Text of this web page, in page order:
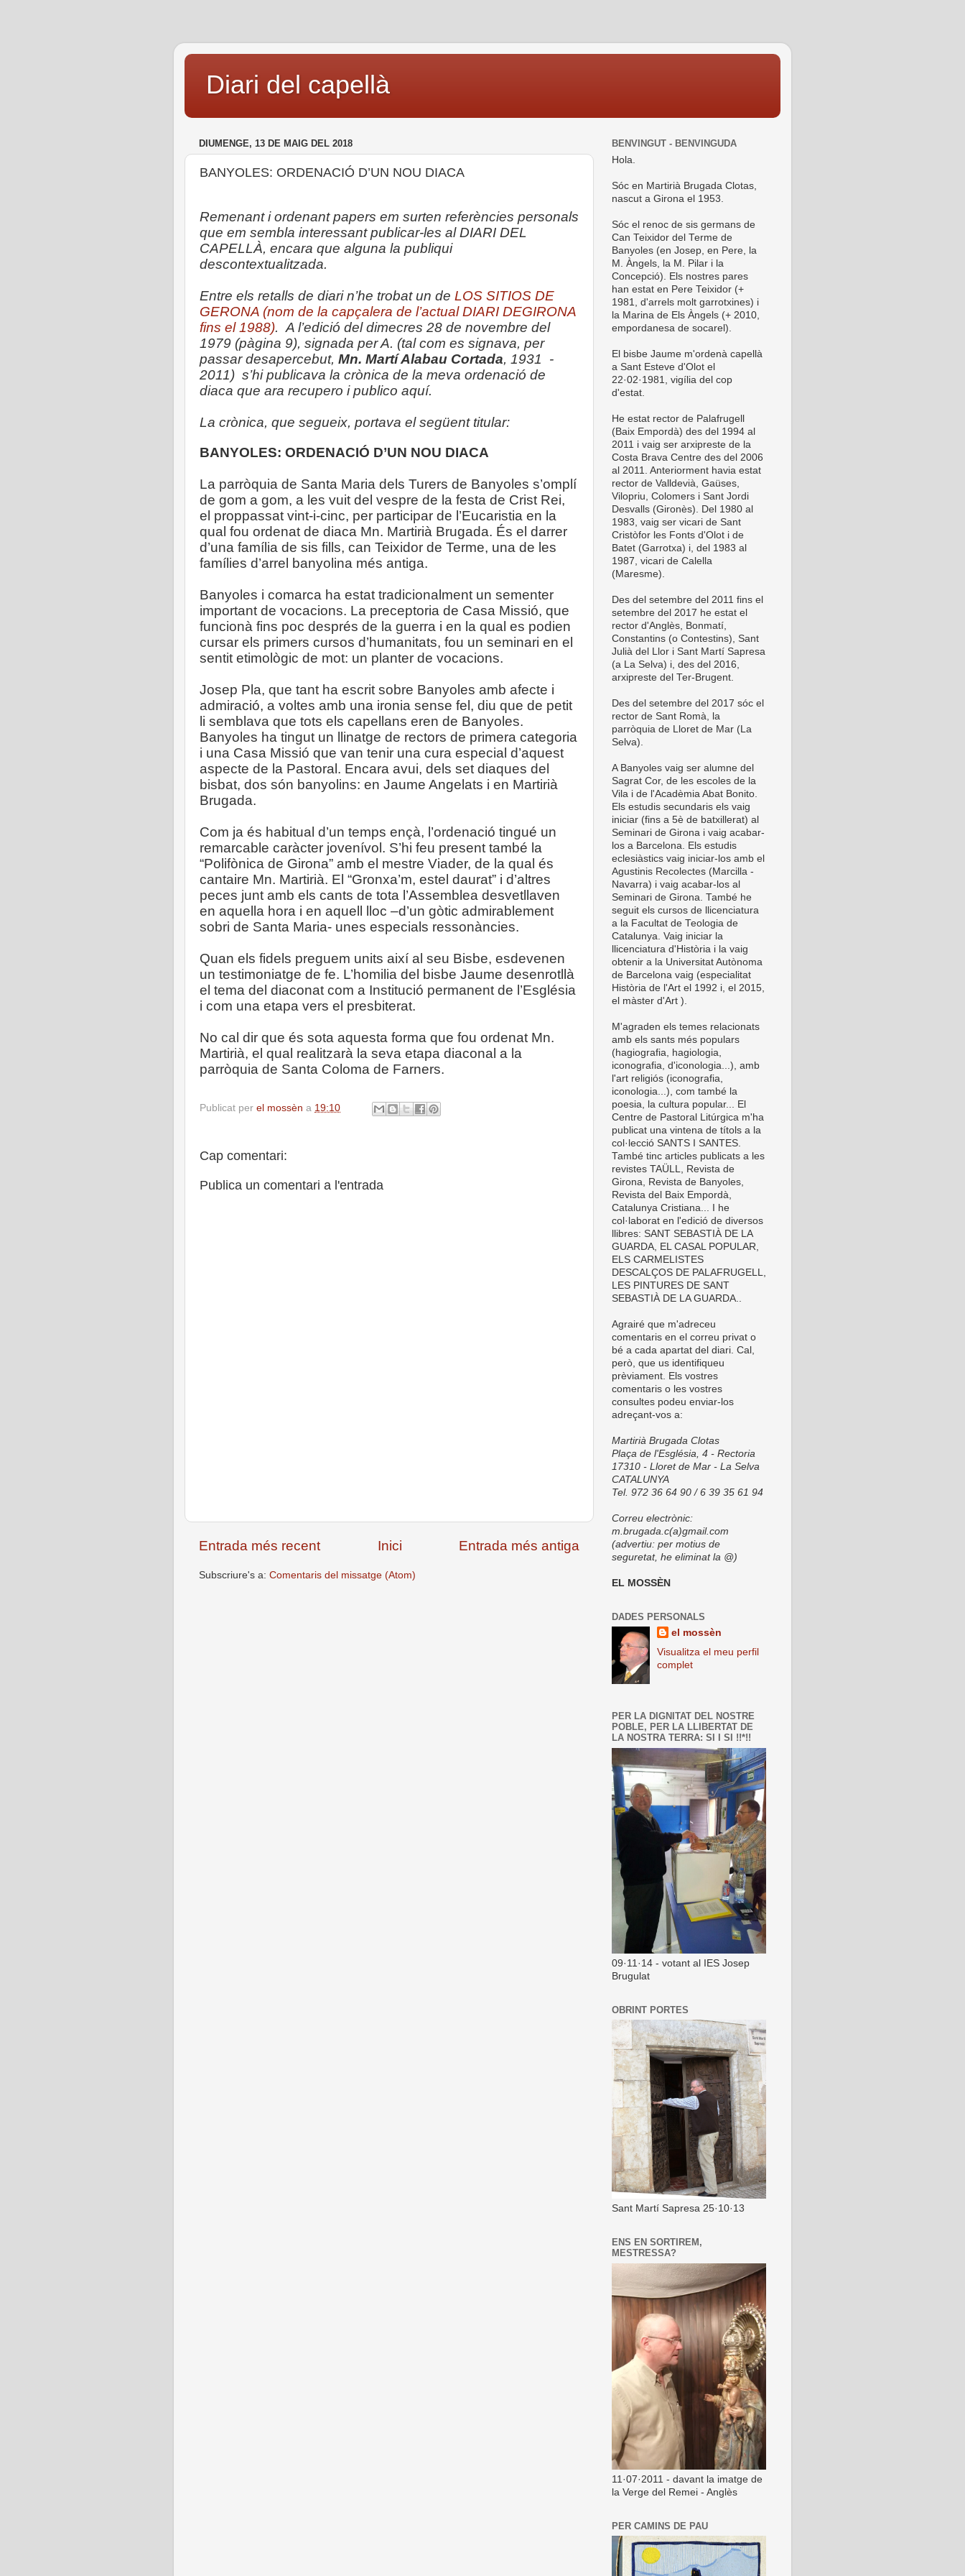
Diari del capellà
DIUMENGE, 13 DE MAIG DEL 2018
BANYOLES: ORDENACIÓ D’UN NOU DIACA
Remenant i ordenant papers em surten referències personals
que em sembla interessant publicar-les al DIARI DEL
CAPELLÀ, encara que alguna la publiqui
descontextualitzada.
Entre els retalls de diari n’he trobat un de LOS SITIOS DE
GERONA (nom de la capçalera de l’actual DIARI DEGIRONA
fins el 1988). A l’edició del dimecres 28 de novembre del
1979 (pàgina 9), signada per A. (tal com es signava, per
passar desapercebut, Mn. Martí Alabau Cortada, 1931 -
2011) s’hi publicava la crònica de la meva ordenació de
diaca que ara recupero i publico aquí.
La crònica, que segueix, portava el següent titular:
BANYOLES: ORDENACIÓ D’UN NOU DIACA
La parròquia de Santa Maria dels Turers de Banyoles s’omplí
de gom a gom, a les vuit del vespre de la festa de Crist Rei,
el proppassat vint-i-cinc, per participar de l’Eucaristia en la
qual fou ordenat de diaca Mn. Martirià Brugada. És el darrer
d’una família de sis fills, can Teixidor de Terme, una de les
famílies d’arrel banyolina més antiga.
Banyoles i comarca ha estat tradicionalment un sementer
important de vocacions. La preceptoria de Casa Missió, que
funcionà fins poc després de la guerra i en la qual es podien
cursar els primers cursos d’humanitats, fou un seminari en el
sentit etimològic de mot: un planter de vocacions.
Josep Pla, que tant ha escrit sobre Banyoles amb afecte i
admiració, a voltes amb una ironia sense fel, diu que de petit
li semblava que tots els capellans eren de Banyoles.
Banyoles ha tingut un llinatge de rectors de primera categoria
i una Casa Missió que van tenir una cura especial d’aquest
aspecte de la Pastoral. Encara avui, dels set diaques del
bisbat, dos són banyolins: en Jaume Angelats i en Martirià
Brugada.
Com ja és habitual d’un temps ençà, l’ordenació tingué un
remarcable caràcter jovenívol. S’hi feu present també la
“Polifònica de Girona” amb el mestre Viader, de la qual és
cantaire Mn. Martirià. El “Gronxa’m, estel daurat” i d’altres
peces junt amb els cants de tota l’Assemblea desvetllaven
en aquella hora i en aquell lloc –d’un gòtic admirablement
sobri de Santa Maria- unes especials ressonàncies.
Quan els fidels preguem units així al seu Bisbe, esdevenen
un testimoniatge de fe. L’homilia del bisbe Jaume desenrotllà
el tema del diaconat com a Institució permanent de l’Església
i com una etapa vers el presbiterat.
No cal dir que és sota aquesta forma que fou ordenat Mn.
Martirià, el qual realitzarà la seva etapa diaconal a la
parròquia de Santa Coloma de Farners.
Publicat per el mossèn a 19:10
Cap comentari:
Publica un comentari a l'entrada
Entrada més recent Entrada més antiga
Inici
Subscriure's a: Comentaris del missatge (Atom)
BENVINGUT - BENVINGUDA
Hola.
Sóc en Martirià Brugada Clotas,
nascut a Girona el 1953.
Sóc el renoc de sis germans de
Can Teixidor del Terme de
Banyoles (en Josep, en Pere, la
M. Àngels, la M. Pilar i la
Concepció). Els nostres pares
han estat en Pere Teixidor (+
1981, d'arrels molt garrotxines) i
la Marina de Els Àngels (+ 2010,
empordanesa de socarel).
El bisbe Jaume m'ordenà capellà
a Sant Esteve d'Olot el
22·02·1981, vigília del cop
d'estat.
He estat rector de Palafrugell
(Baix Empordà) des del 1994 al
2011 i vaig ser arxipreste de la
Costa Brava Centre des del 2006
al 2011. Anteriorment havia estat
rector de Valldevià, Gaüses,
Vilopriu, Colomers i Sant Jordi
Desvalls (Gironès). Del 1980 al
1983, vaig ser vicari de Sant
Cristòfor les Fonts d'Olot i de
Batet (Garrotxa) i, del 1983 al
1987, vicari de Calella
(Maresme).
Des del setembre del 2011 fins el
setembre del 2017 he estat el
rector d'Anglès, Bonmatí,
Constantins (o Contestins), Sant
Julià del Llor i Sant Martí Sapresa
(a La Selva) i, des del 2016,
arxipreste del Ter-Brugent.
Des del setembre del 2017 sóc el
rector de Sant Romà, la
parròquia de Lloret de Mar (La
Selva).
A Banyoles vaig ser alumne del
Sagrat Cor, de les escoles de la
Vila i de l'Acadèmia Abat Bonito.
Els estudis secundaris els vaig
iniciar (fins a 5è de batxillerat) al
Seminari de Girona i vaig acabar-
los a Barcelona. Els estudis
eclesiàstics vaig iniciar-los amb el
Agustinis Recolectes (Marcilla -
Navarra) i vaig acabar-los al
Seminari de Girona. També he
seguit els cursos de llicenciatura
a la Facultat de Teologia de
Catalunya. Vaig iniciar la
llicenciatura d'Història i la vaig
obtenir a la Universitat Autònoma
de Barcelona vaig (especialitat
Història de l'Art el 1992 i, el 2015,
el màster d'Art ).
M'agraden els temes relacionats
amb els sants més populars
(hagiografia, hagiologia,
iconografia, d'iconologia...), amb
l'art religiós (iconografia,
iconologia...), com també la
poesia, la cultura popular... El
Centre de Pastoral Litúrgica m'ha
publicat una vintena de títols a la
col·lecció SANTS I SANTES.
També tinc articles publicats a les
revistes TAÜLL, Revista de
Girona, Revista de Banyoles,
Revista del Baix Empordà,
Catalunya Cristiana... I he
col·laborat en l'edició de diversos
llibres: SANT SEBASTIÀ DE LA
GUARDA, EL CASAL POPULAR,
ELS CARMELISTES
DESCALÇOS DE PALAFRUGELL,
LES PINTURES DE SANT
SEBASTIÀ DE LA GUARDA..
Agrairé que m'adreceu
comentaris en el correu privat o
bé a cada apartat del diari. Cal,
però, que us identifiqueu
prèviament. Els vostres
comentaris o les vostres
consultes podeu enviar-los
adreçant-vos a:
Martirià Brugada Clotas
Plaça de l'Església, 4 - Rectoria
17310 - Lloret de Mar - La Selva
CATALUNYA
Tel. 972 36 64 90 / 6 39 35 61 94
Correu electrònic:
m.brugada.c(a)gmail.com
(advertiu: per motius de
seguretat, he eliminat la @)
EL MOSSÈN
DADES PERSONALS
el mossèn
Visualitza el meu perfil
complet
PER LA DIGNITAT DEL NOSTRE
POBLE, PER LA LLIBERTAT DE
LA NOSTRA TERRA: SI I SI !!*!!
09·11·14 - votant al IES Josep
Brugulat
OBRINT PORTES
Sant Martí Sapresa 25·10·13
ENS EN SORTIREM,
MESTRESSA?
11·07·2011 - davant la imatge de
la Verge del Remei - Anglès
PER CAMINS DE PAU